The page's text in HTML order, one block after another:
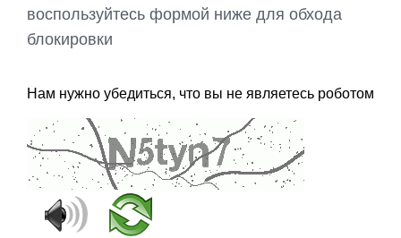
воспользуйтесь формой ниже для обхода
блокировки
Нам нужно убедиться, что вы не являетесь роботом